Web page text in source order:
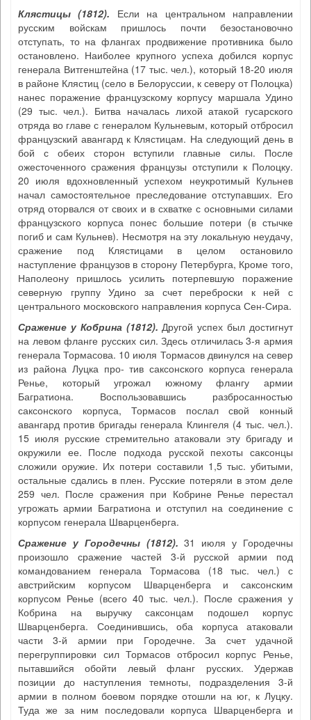
Клястицы (1812). Если на центральном направлении
русским войскам пришлось почти безостановочно
отступать, то на флангах продвижение противника было
остановлено. Наиболее крупного успеха добился корпус
генерала Витгенштейна (17 тыс. чел.), который 18-20 июля
в районе Клястиц (село в Белоруссии, к северу от Полоцка)
нанес поражение французскому корпусу маршала Удино
(29 тыс. чел.). Битва началась лихой атакой гусарского
отряда во главе с генералом Кульневым, который отбросил
французский авангард к Клястицам. На следующий день в
бой с обеих сторон вступили главные силы. После
ожесточенного сражения французы отступили к Полоцку.
20 июля вдохновленный успехом неукротимый Кульнев
начал самостоятельное преследование отступавших. Его
отряд оторвался от своих и в схватке с основными силами
французского корпуса понес большие потери (в стычке
погиб и сам Кульнев). Несмотря на эту локальную неудачу,
сражение под Клястицами в целом остановило
наступление французов в сторону Петербурга, Кроме того,
Наполеону пришлось усилить потерпевшую поражение
северную группу Удино за счет переброски к ней с
центрального московского направления корпуса Сен-Сира.
Сражение у Кобрина (1812). Другой успех был достигнут
на левом фланге русских сил. Здесь отличилась 3-я армия
генерала Тормасова. 10 июля Тормасов двинулся на север
из района Луцка про- тив саксонского корпуса генерала
Ренье, который угрожал южному флангу армии
Багратиона. Воспользовавшись разбросанностью
саксонского корпуса, Тормасов послал свой конный
авангард против бригады генерала Клингеля (4 тыс. чел.).
15 июля русские стремительно атаковали эту бригаду и
окружили ее. После подхода русской пехоты саксонцы
сложили оружие. Их потери составили 1,5 тыс. убитыми,
остальные сдались в плен. Русские потеряли в этом деле
259 чел. После сражения при Кобрине Ренье перестал
угрожать армии Багратиона и отступил на соединение с
корпусом генерала Шварценберга.
Сражение у Городечны (1812). 31 июля у Городечны
произошло сражение частей 3-й русской армии под
командованием генерала Тормасова (18 тыс. чел.) с
австрийским корпусом Шварценберга и саксонским
корпусом Ренье (всего 40 тыс. чел.). После сражения у
Кобрина на выручку саксонцам подошел корпус
Шварценберга. Соединившись, оба корпуса атаковали
части 3-й армии при Городечне. За счет удачной
перегруппировки сил Тормасов отбросил корпус Ренье,
пытавшийся обойти левый фланг русских. Удержав
позиции до наступления темноты, подразделения 3-й
армии в полном боевом порядке отошли на юг, к Луцку.
Туда же за ним последовали корпуса Шварценберга и